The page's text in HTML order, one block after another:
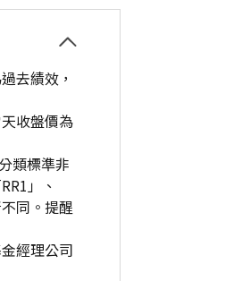
去績效，
收盤價為
類標準非
」、
同。提醒
經理公司